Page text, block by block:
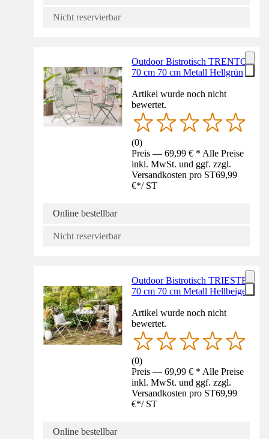
Nicht reservierbar
Outdoor Bistrotisch TRENTO
70 cm 70 cm Metall Hellgrün
Artikel wurde noch nicht
bewertet.
(0)
Preis — 69,99 € * Alle Preise
inkl. MwSt. und ggf. zzgl.
Versandkosten pro ST69,99
€*/ ST
Online bestellbar
Nicht reservierbar
Outdoor Bistrotisch TRIESTE
70 cm 70 cm Metall Hellbeige
Artikel wurde noch nicht
bewertet.
(0)
Preis — 69,99 € * Alle Preise
inkl. MwSt. und ggf. zzgl.
Versandkosten pro ST69,99
€*/ ST
Online bestellbar